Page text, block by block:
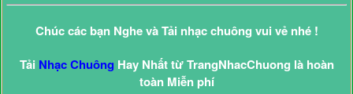
Chúc các bạn Nghe và Tải nhạc chuông vui vẻ nhé !
Tải Nhạc Chuông Hay Nhất từ TrangNhacChuong là hoàn
toàn Miễn phí